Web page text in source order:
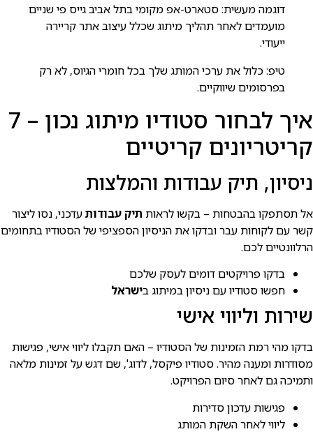
דוגמה מעשית: סטארט-אפ מקומי בתל אביב גייס פי שניים
מועמדים לאחר תהליך מיתוג שכלל עיצוב אתר קריירה
ייעודי.
טיפ: כלול את ערכי המותג שלך בכל חומרי הגיוס, לא רק
בפרסומים שיווקיים.
איך לבחור סטודיו מיתוג נכון – 7
קריטריונים קריטיים
ניסיון, תיק עבודות והמלצות
אל תסתפקו בהבטחות – בקשו לראות תיק עבודותעדכני, נסו ליצור
קשר עם לקוחות עבר ובדקו את הניסיון הספציפי של הסטודיו בתחומים
הרלוונטיים לכם.
בדקו פרויקטים דומים לעסק שלכם
חפשו סטודיו עם ניסיון במיתוג בישראל
שירות וליווי אישי
בדקו מהי רמת הזמינות של הסטודיו – האם תקבלו ליווי אישי, פגישות
מסודרות ומענה מהיר. סטודיו פיקסל, לדוג', שם דגש על זמינות מלאה
ותמיכה גם לאחר סיום הפרויקט.
פגישות עדכון סדירות
ליווי לאחר השקת המותג